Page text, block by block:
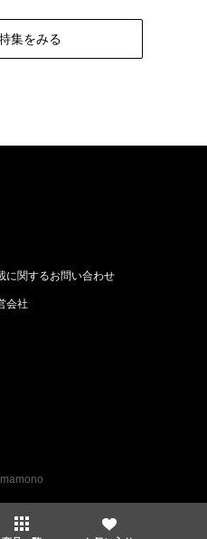
集をみる
に関するお問い合わせ
会社